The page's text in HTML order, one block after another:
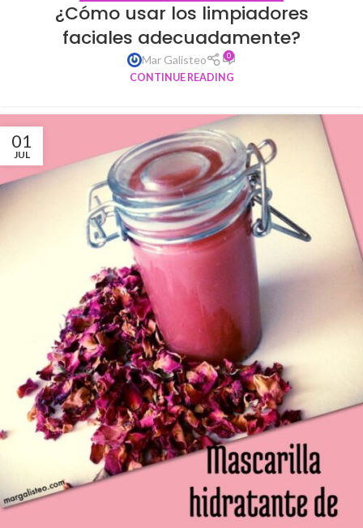
¿Cómo usar los limpiadores
faciales adecuadamente?
Mar Galisteo 0
CONTINUE READING
01
JUL